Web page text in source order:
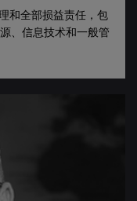
和全部损益责任，包
、信息技术和一般管